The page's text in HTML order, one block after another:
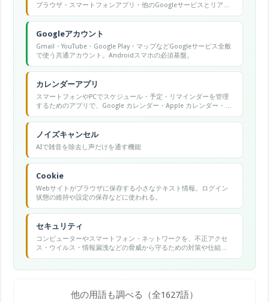
ブラウザ・スマートフォンアプリ・他のGoogleサービスとリアル
タイムで同期でき、複数カレンダーの管理・イベント招待・会議
リンク自動生成などが無料で使える。
Googleアカウント
Gmail・YouTube・Google Play・マップなどGoogleサービス全般
で使う共通アカウント。Androidスマホの必須基盤。
カレンダーアプリ
スマートフォンやPCでスケジュール・予定・リマインダーを管理
するためのアプリで、Google カレンダー・Apple カレンダー・
Outlook カレンダーなどが代表的です。
ノイズキャンセル
AIで雑音を除去し声だけを通す機能
Cookie
Webサイトがブラウザに保存する小さなテキスト情報。ログイン
状態の維持や設定の保存などに使われる。
セキュリティ
コンピューターやスマートフォン・ネットワークを、不正アクセ
ス・ウイルス・情報漏洩などの脅威から守るための対策や仕組み
の総称。
他の用語も調べる（全1627語）